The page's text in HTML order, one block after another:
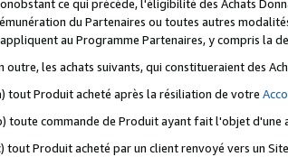
ce qui précède, l'éligibilité des Achats
du Partenaires ou toutes autres
au Programme Partenaires, y compris la
outre, les achats suivants, qui constitueraient des
tout Produit acheté après la résiliation de votre
toute commande de Produit ayant fait l'objet d'une
tout Produit acheté par un client renvoyé vers un